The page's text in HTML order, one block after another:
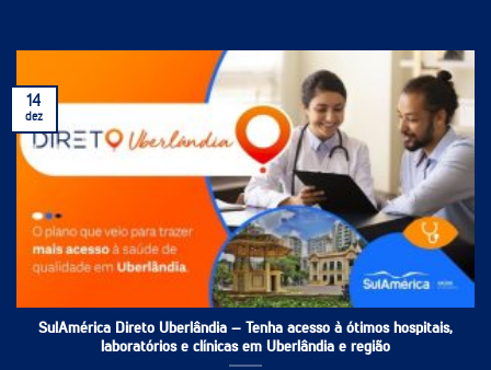
SulAmérica Direto Uberlândia – Tenha acesso à ótimos hospitais,
laboratórios e clínicas em Uberlândia e região
14
dez